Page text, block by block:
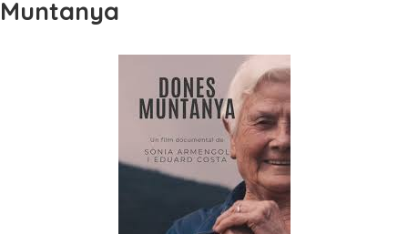
Muntanya